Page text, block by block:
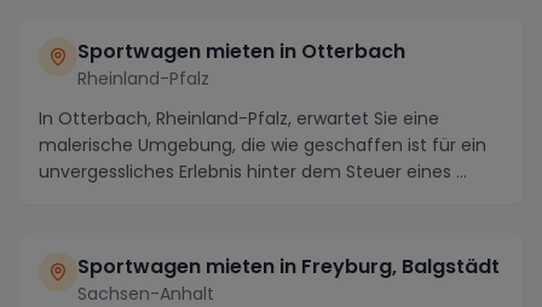
Sportwagen mieten in Otterbach
Rheinland-Pfalz
In Otterbach, Rheinland-Pfalz, erwartet Sie eine
malerische Umgebung, die wie geschaffen ist für ein
unvergessliches Erlebnis hinter dem Steuer eines ...
Sportwagen mieten in Freyburg, Balgstädt
Sachsen-Anhalt